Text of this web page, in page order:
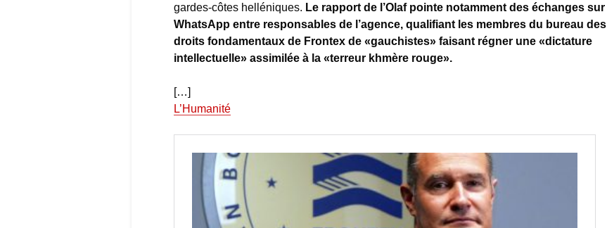
gardes-côtes helléniques. Le rapport de l’Olaf pointe notamment des échanges sur
WhatsApp entre responsables de l’agence, qualifiant les membres du bureau des
droits fondamentaux de Frontex de «gauchistes» faisant régner une «dictature
intellectuelle» assimilée à la «terreur khmère rouge».
[…]
L’Humanité